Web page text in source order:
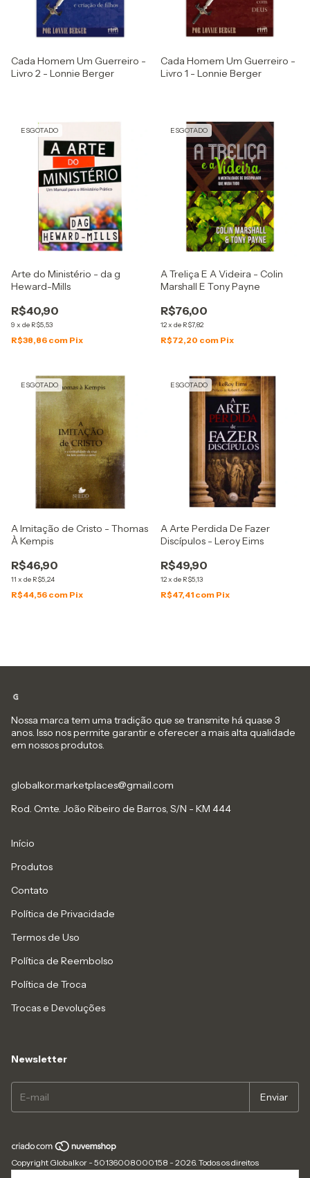
Cada Homem Um Guerreiro -
Livro 2 - Lonnie Berger
Cada Homem Um Guerreiro -
Livro 1 - Lonnie Berger
ESGOTADO
Arte do Ministério - da g
Heward-Mills
R$40,90
9 x de R$5,53
R$38,86 com Pix
ESGOTADO
A Treliça E A Videira - Colin
Marshall E Tony Payne
R$76,00
12x de R$7,82
R$72,20 com Pix
ESGOTADO
A Imitação de Cristo - Thomas
À Kempis
R$46,90
11 x de R$5,24
R$44,56 com Pix
ESGOTADO
A Arte Perdida De Fazer
Discípulos - Leroy Eims
R$49,90
12x de R$5,13
R$47,41 com Pix
Nossa marca tem uma tradição que se transmite há quase 3
anos. Isso nos permite garantir e oferecer a mais alta qualidade
em nossos produtos.
globalkor.marketplaces@gmail.com
Rod. Cmte. João Ribeiro de Barros, S/N - KM 444
Início
Produtos
Contato
Política de Privacidade
Termos de Uso
Política de Reembolso
Política de Troca
Trocas e Devoluções
Newsletter
Copyright Globalkor - 50136008000158 - 2026. Todos os direitos
reservados.